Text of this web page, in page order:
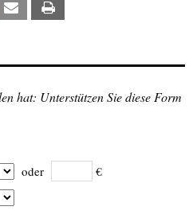
Email
hat: Unterstützen Sie diese Form
oder €